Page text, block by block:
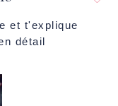
et t'explique
détail